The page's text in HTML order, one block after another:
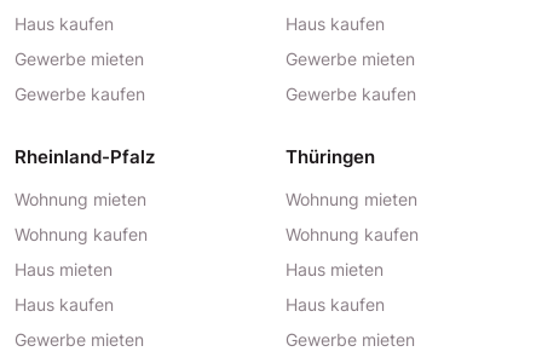
Haus kaufen
Gewerbe mieten
Gewerbe kaufen
Haus kaufen
Gewerbe mieten
Gewerbe kaufen
Rheinland-Pfalz
Wohnung mieten
Wohnung kaufen
Haus mieten
Haus kaufen
Gewerbe mieten
Thüringen
Wohnung mieten
Wohnung kaufen
Haus mieten
Haus kaufen
Gewerbe mieten